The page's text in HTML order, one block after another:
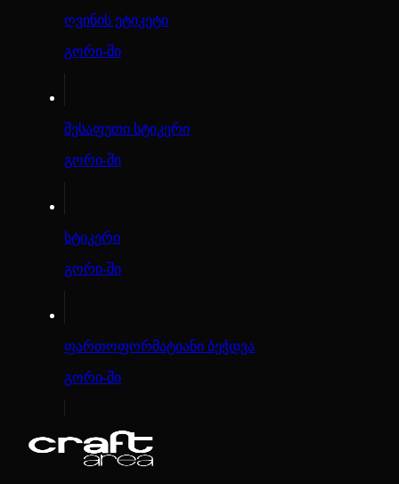
ღვინის ეტიკეტი
გორი-ში
შესაფუთი სტიკერი
გორი-ში
სტიკერი
გორი-ში
ფართოფორმატიანი ბეჭდვა
გორი-ში